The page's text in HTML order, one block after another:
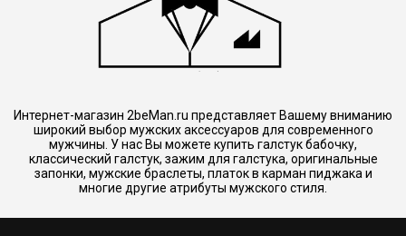
Интернет-магазин 2beMan.ru представляет Вашему вниманию
широкий выбор мужских аксессуаров для современного
мужчины. У нас Вы можете купить галстук бабочку,
классический галстук, зажим для галстука, оригинальные
запонки, мужские браслеты, платок в карман пиджака и
многие другие атрибуты мужского стиля.